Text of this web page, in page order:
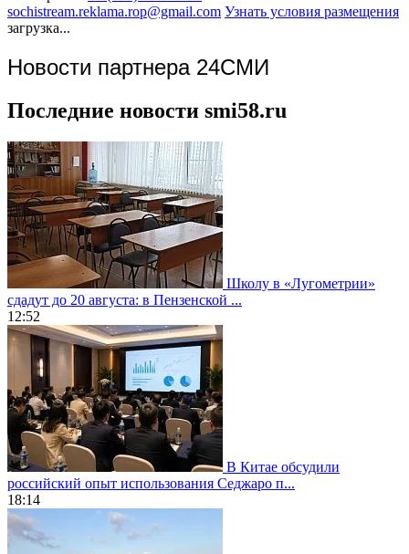
sochistream.reklama.rop@gmail.com Узнать условия размещения
загрузка...
Новости партнера 24СМИ
Последние новости smi58.ru
Школу в «Лугометрии»
сдадут до 20 августа: в Пензенской ...
12:52
В Китае обсудили
российский опыт использования Седжаро п...
18:14